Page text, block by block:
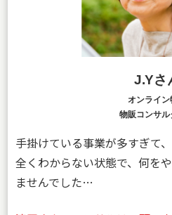
J.Yさ
オンライン
物販コンサル
手掛けている事業が多すぎて
全くわからない状態で、何を
ませんでした…